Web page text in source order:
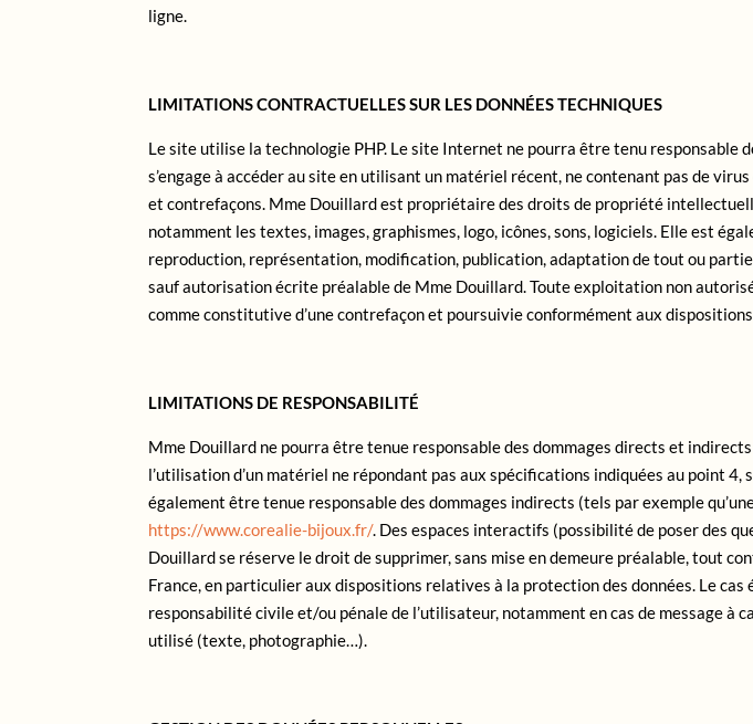
ligne.
LIMITATIONS CONTRACTUELLES SUR LES DONNÉES TECHNIQUES
Le site utilise la technologie PHP. Le site Internet ne pourra être tenu responsable
s’engage à accéder au site en utilisant un matériel récent, ne contenant pas de
et contrefaçons. Mme Douillard est propriétaire des droits de propriété
notamment les textes, images, graphismes, logo, icônes, sons, logiciels. Elle est
reproduction, représentation, modification, publication, adaptation de tout ou
sauf autorisation écrite préalable de Mme Douillard. Toute exploitation non
comme constitutive d’une contrefaçon et poursuivie conformément aux
LIMITATIONS DE RESPONSABILITÉ
Mme Douillard ne pourra être tenue responsable des dommages directs et
l’utilisation d’un matériel ne répondant pas aux spécifications indiquées au point
également être tenue responsable des dommages indirects (tels par exemple
https://www.corealie-bijoux.fr/. Des espaces interactifs (possibilité de poser des
Douillard se réserve le droit de supprimer, sans mise en demeure préalable, tout
France, en particulier aux dispositions relatives à la protection des données. Le
responsabilité civile et/ou pénale de l’utilisateur, notamment en cas de message
utilisé (texte, photographie…).